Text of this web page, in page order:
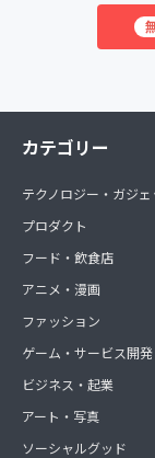
カテゴリー
テクノロジー・ガジェ
プロダクト
フード・飲食店
アニメ・漫画
ファッション
ゲーム・サービス開発
ビジネス・起業
アート・写真
ソーシャルグッド